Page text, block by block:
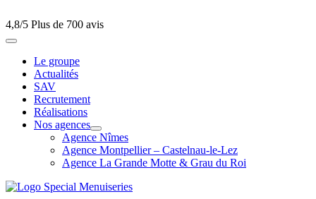
4,8/5 Plus de 700 avis
Le groupe
Actualités
SAV
Recrutement
Réalisations
Nos agences
Agence Nîmes
Agence Montpellier – Castelnau-le-Lez
Agence La Grande Motte & Grau du Roi